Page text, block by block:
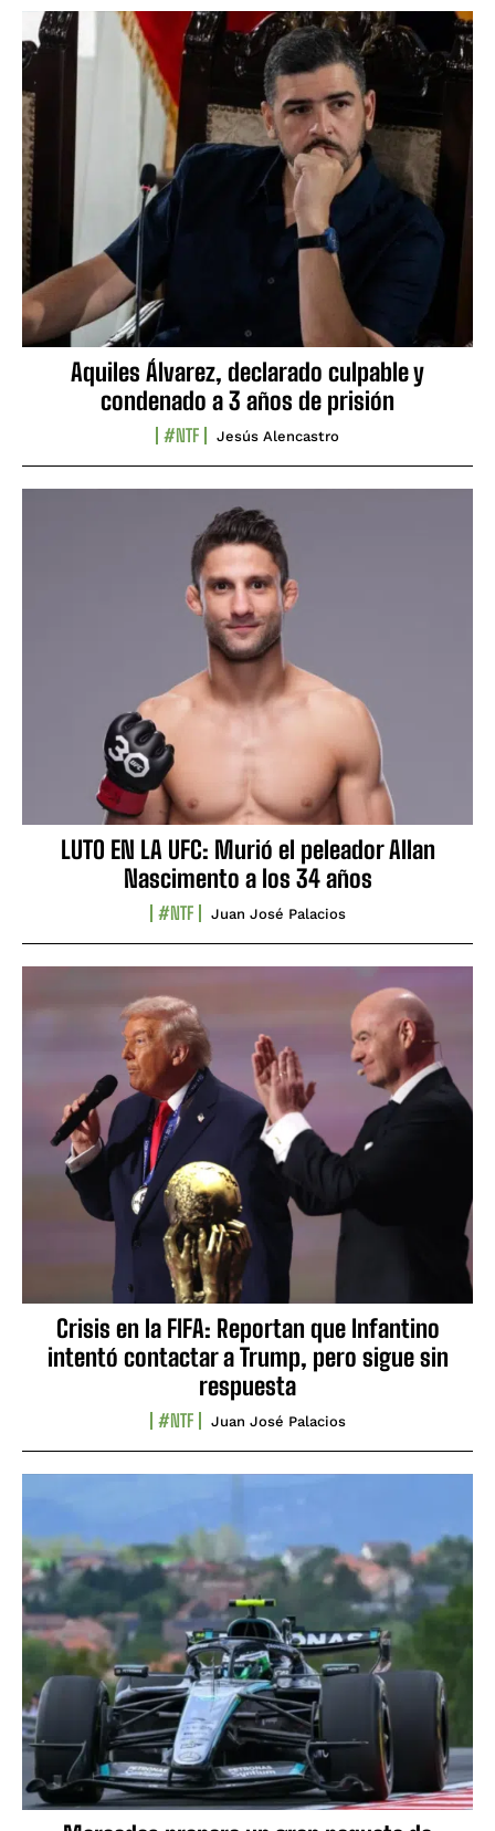
Aquiles Álvarez, declarado culpable y
condenado a 3 años de prisión
#NTF Jesús Alencastro
LUTO EN LA UFC: Murió el peleador Allan
Nascimento a los 34 años
#NTF Juan José Palacios
Crisis en la FIFA: Reportan que Infantino
intentó contactar a Trump, pero sigue sin
respuesta
#NTF Juan José Palacios